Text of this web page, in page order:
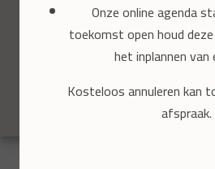
Fleur van
Medisch
zzp-er
Onze online agenda
toekomst open houd
het inplannen van
Kosteloos annuleren kan
afspraak.